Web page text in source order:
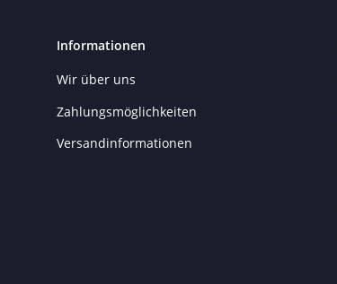
Informationen
Wir über uns
Zahlungsmöglichkeiten
Versandinformationen